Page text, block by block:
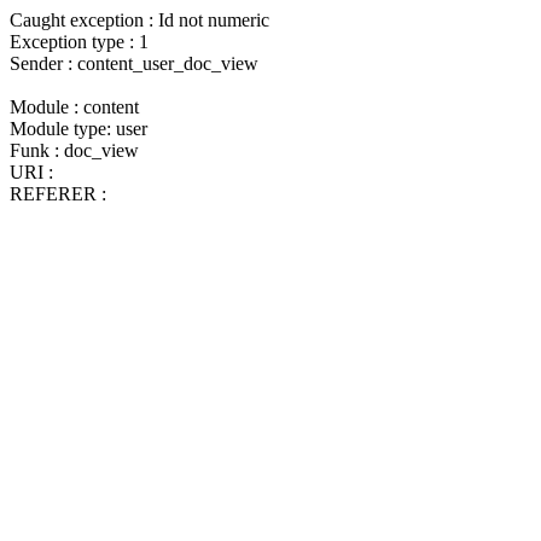
Caught exception : Id not numeric
Exception type : 1
Sender : content_user_doc_view
Module : content
Module type: user
Funk : doc_view
URI :
REFERER :